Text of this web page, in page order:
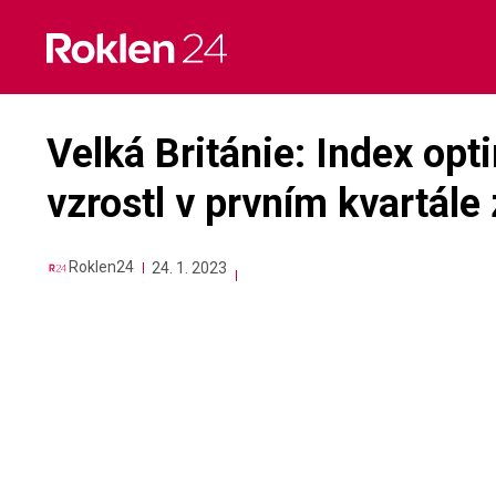
content
Velká Británie: Index
vzrostl v prvním kvartále
Roklen24 24. 1. 2023